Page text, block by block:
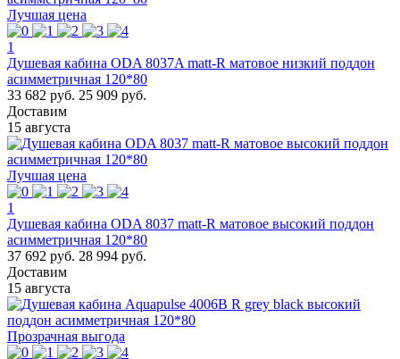
Лучшая цена
1
Душевая кабина ODA 8037A matt-R матовое низкий поддон
асимметричная 120*80
33 682 руб. 25 909 руб.
Доставим
15 августа
Лучшая цена
1
Душевая кабина ODA 8037 matt-R матовое высокий поддон
асимметричная 120*80
37 692 руб. 28 994 руб.
Доставим
15 августа
Прозрачная выгода